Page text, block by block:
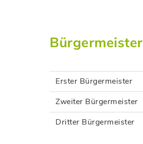
Bürgermeister
Erster Bürgermeister
Zweiter Bürgermeister
Dritter Bürgermeister